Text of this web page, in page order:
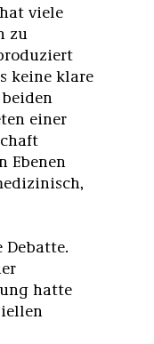
viele
zu
keine klare
einer
Ebenen
hatte